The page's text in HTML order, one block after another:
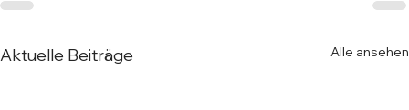
Aktuelle Beiträge Alle ansehen